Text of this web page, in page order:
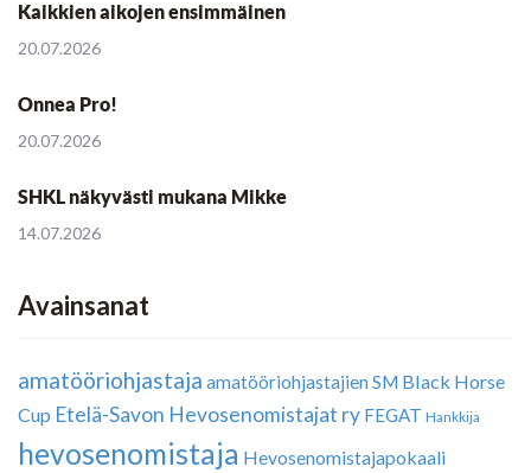
Kaikkien aikojen ensimmäinen
20.07.2026
Onnea Pro!
20.07.2026
SHKL näkyvästi mukana Mikke
14.07.2026
Avainsanat
amatööriohjastaja amatööriohjastajien SM Black Horse
Cup Etelä-Savon Hevosenomistajat ry FEGAT Hankkija
hevosenomistaja Hevosenomistajapokaali